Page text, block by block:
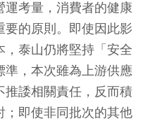
考量，消費者的健康
的原則。即使因此影
泰山仍將堅持「安全
，本次雖為上游供應
推諉相關責任，反而積
；即使非同批次的其他